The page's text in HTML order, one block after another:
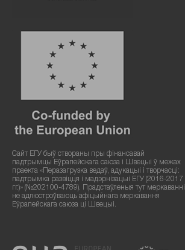
Сайт ЕГУ быў створаны пры фінансавай
падтрымцы Еўрапейскага саюза і Швецыі ў межах
праекта «Перазагрузка ведаў, адукацыі і творчасці:
падтрымка развіцця і мадэрнізацыі ЕГУ (2016-2017
гг.)» (№202100-4789). Прадстаўленыя тут меркаванні
не адлюстроўваюць афіцыйнага меркавання
Еўрапейскага саюза ці Швецыі.